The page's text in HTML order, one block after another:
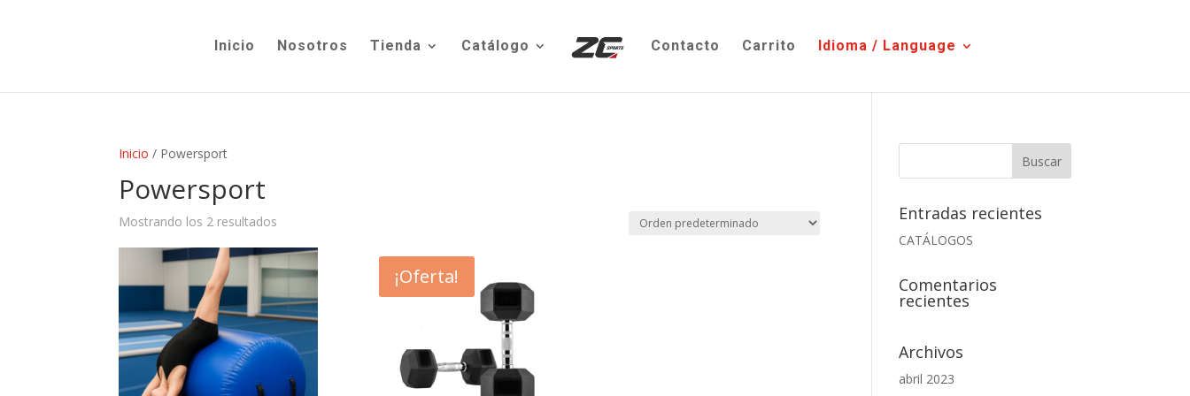
Inicio Nosotros Tienda Catálogo Contacto Carrito Idioma / Language
Inicio / Powersport
Powersport
Mostrando los 2 resultados
¡Oferta!
Entradas recientes
CATÁLOGOS
Comentarios
recientes
Archivos
abril 2023